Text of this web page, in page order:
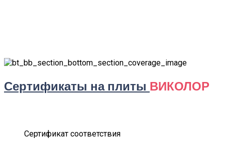
Сертификаты на плиты ВИКОЛОР
Сертификат соответствия